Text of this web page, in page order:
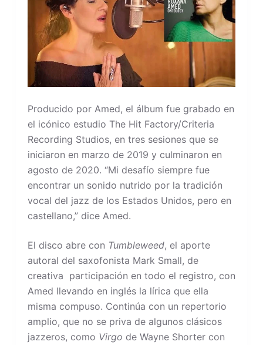
Producido por Amed, el álbum fue grabado en
el icónico estudio The Hit Factory/Criteria
Recording Studios, en tres sesiones que se
iniciaron en marzo de 2019 y culminaron en
agosto de 2020. “Mi desafío siempre fue
encontrar un sonido nutrido por la tradición
vocal del jazz de los Estados Unidos, pero en
castellano,” dice Amed.
El disco abre con Tumbleweed, el aporte
autoral del saxofonista Mark Small, de
creativa participación en todo el registro, con
Amed llevando en inglés la lírica que ella
misma compuso. Continúa con un repertorio
amplio, que no se priva de algunos clásicos
jazzeros, como Virgo de Wayne Shorter con